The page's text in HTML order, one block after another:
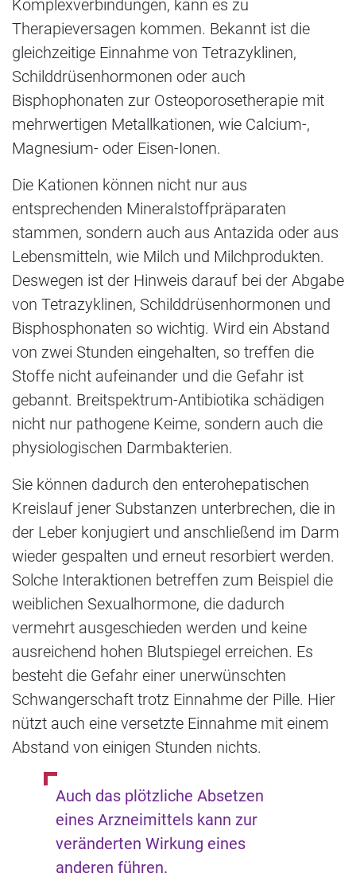
Komplexverbindungen, kann es zu
Therapieversagen kommen. Bekannt ist die
gleichzeitige Einnahme von Tetrazyklinen,
Schilddrüsenhormonen oder auch
Bisphophonaten zur Osteoporosetherapie mit
mehrwertigen Metallkationen, wie Calcium-,
Magnesium- oder Eisen-Ionen.
Die Kationen können nicht nur aus
entsprechenden Mineralstoffpräparaten
stammen, sondern auch aus Antazida oder aus
Lebensmitteln, wie Milch und Milchprodukten.
Deswegen ist der Hinweis darauf bei der Abgabe
von Tetrazyklinen, Schilddrüsenhormonen und
Bisphosphonaten so wichtig. Wird ein Abstand
von zwei Stunden eingehalten, so treffen die
Stoffe nicht aufeinander und die Gefahr ist
gebannt. Breitspektrum-Antibiotika schädigen
nicht nur pathogene Keime, sondern auch die
physiologischen Darmbakterien.
Sie können dadurch den enterohepatischen
Kreislauf jener Substanzen unterbrechen, die in
der Leber konjugiert und anschließend im Darm
wieder gespalten und erneut resorbiert werden.
Solche Interaktionen betreffen zum Beispiel die
weiblichen Sexualhormone, die dadurch
vermehrt ausgeschieden werden und keine
ausreichend hohen Blutspiegel erreichen. Es
besteht die Gefahr einer unerwünschten
Schwangerschaft trotz Einnahme der Pille. Hier
nützt auch eine versetzte Einnahme mit einem
Abstand von einigen Stunden nichts.
Auch das plötzliche Absetzen
eines Arzneimittels kann zur
veränderten Wirkung eines
anderen führen.